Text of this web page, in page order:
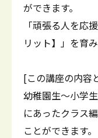
ができます。
「頑張る人を応
リット】」を育
[この講座の内容
幼稚園生～小学
にあったクラス
ことができます。